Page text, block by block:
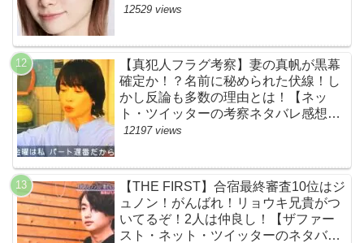
評価評判あらすじ原作犯人キャスト黒
12529 views
【真犯人フラグ考察】妻の真帆が黒幕
確定か！？名前に秘められた伏線！し
かし反論も多数の理由とは！【ネッ
ト・ツイッターの考察ネタバレ感想評
価評判あらすじ原作犯人キャスト黒幕
12197 views
【THE FIRST】合宿最終審査10位はジ
ュノン！がんばれ！リョウキ兄貴がつ
いてるぞ！2人は仲良し！【ザファー
スト・ネット・ツイッターのネタバレ